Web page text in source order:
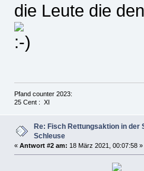
die Leute die
Pfand counter 2023:
25 Cent : XI
Re: Fisch Rettungsaktion in der
Schleuse
«Antwort #2 am: 18 März 2021, 00:07:58 »